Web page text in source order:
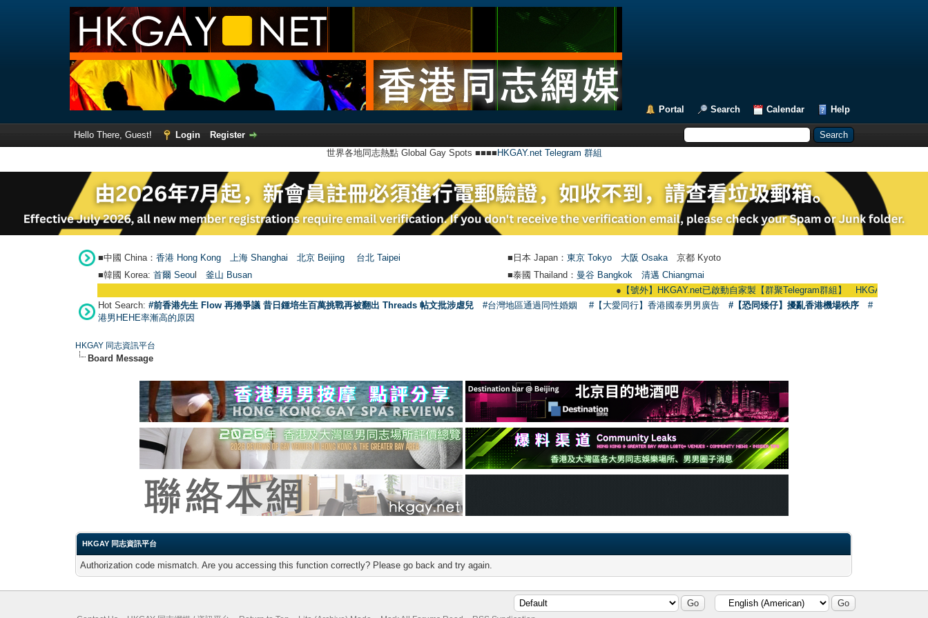
Portal Search Calendar Help
Hello There, Guest! Login
Register
世界各地同志熱點 Global Gay Spots ■■■■ HKGAY.net Telegram 群組
■中國 China： 香港 Hong Kong 上海 Shanghai 北京 Beijing 台北 Taipei ■日本 Japan： 東京 Tokyo 大阪 Osaka 京都 Kyoto
■韓國 Korea: 首爾 Seou 釜山 Busan ■泰國 Thailand： 曼谷 Bangkok
清邁 Chiangmai
【號外】HKGAY.net已啟動自家製【群聚Telegram群組】 HKGAY.net has
Hot Search: #前香港先生 Flow 再捲爭議 昔日鍾培生百萬挑戰再被翻出 Threads 帖文批涉虐兒 #台灣地區通過同性婚姻 #【大愛同行】香港國泰男男廣告 #【恐同矮仔】擾亂香港機場秩序
#
港男HEHE率漸高的原因
HKGAY 同志資訊平台
Board Message
HKGAY 同志資訊平台
Authorization code mismatch. Are you accessing this function correctly? Please go back and try again.